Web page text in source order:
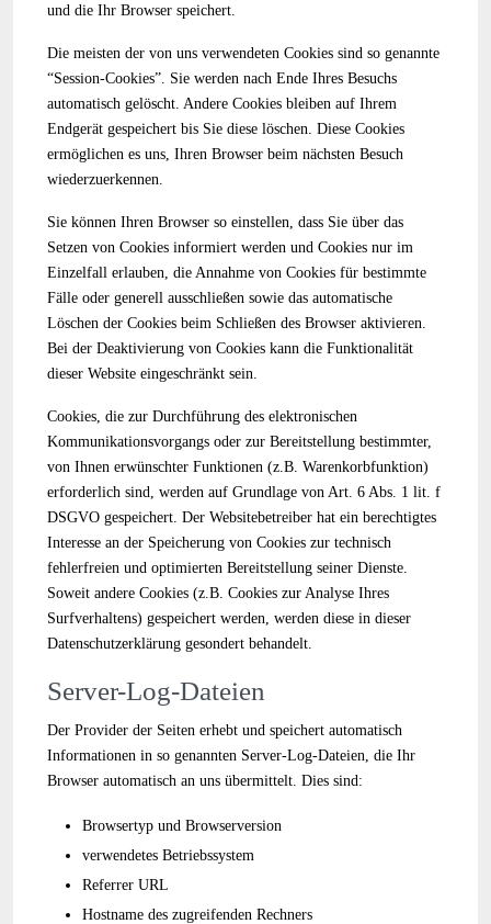
und die Ihr Browser speichert.
Die meisten der von uns verwendeten Cookies sind so genannte
“Session-Cookies”. Sie werden nach Ende Ihres Besuchs
automatisch gelöscht. Andere Cookies bleiben auf Ihrem
Endgerät gespeichert bis Sie diese löschen. Diese Cookies
ermöglichen es uns, Ihren Browser beim nächsten Besuch
wiederzuerkennen.
Sie können Ihren Browser so einstellen, dass Sie über das
Setzen von Cookies informiert werden und Cookies nur im
Einzelfall erlauben, die Annahme von Cookies für bestimmte
Fälle oder generell ausschließen sowie das automatische
Löschen der Cookies beim Schließen des Browser aktivieren.
Bei der Deaktivierung von Cookies kann die Funktionalität
dieser Website eingeschränkt sein.
Cookies, die zur Durchführung des elektronischen
Kommunikationsvorgangs oder zur Bereitstellung bestimmter,
von Ihnen erwünschter Funktionen (z.B. Warenkorbfunktion)
erforderlich sind, werden auf Grundlage von Art. 6 Abs. 1 lit. f
DSGVO gespeichert. Der Websitebetreiber hat ein berechtigtes
Interesse an der Speicherung von Cookies zur technisch
fehlerfreien und optimierten Bereitstellung seiner Dienste.
Soweit andere Cookies (z.B. Cookies zur Analyse Ihres
Surfverhaltens) gespeichert werden, werden diese in dieser
Datenschutzerklärung gesondert behandelt.
Server-Log-Dateien
Der Provider der Seiten erhebt und speichert automatisch
Informationen in so genannten Server-Log-Dateien, die Ihr
Browser automatisch an uns übermittelt. Dies sind:
Browsertyp und Browserversion
verwendetes Betriebssystem
Referrer URL
Hostname des zugreifenden Rechners